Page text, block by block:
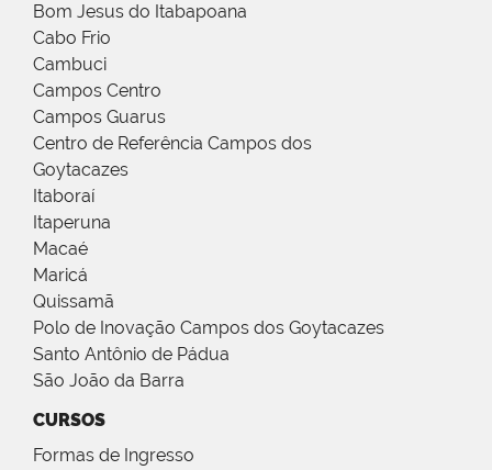
Bom Jesus do Itabapoana
Cabo Frio
Cambuci
Campos Centro
Campos Guarus
Centro de Referência Campos dos
Goytacazes
Itaboraí
Itaperuna
Macaé
Maricá
Quissamã
Polo de Inovação Campos dos Goytacazes
Santo Antônio de Pádua
São João da Barra
CURSOS
Formas de Ingresso